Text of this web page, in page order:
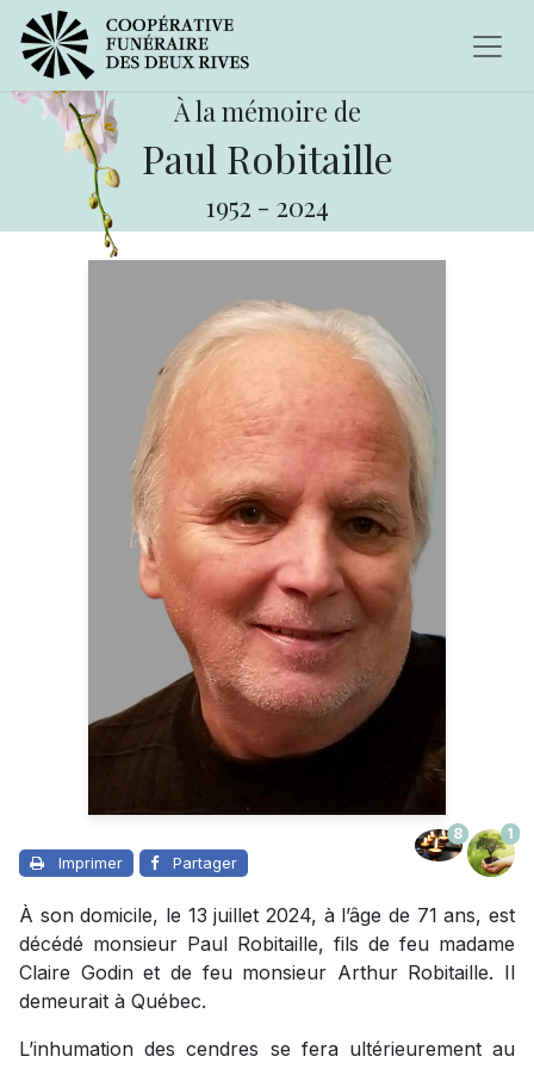
À la mémoire de
Paul Robitaille
1952 - 2024
Imprimer Partager
8 1
À son domicile, le 13 juillet 2024, à l’âge de 71 ans, est
décédé monsieur Paul Robitaille, fils de feu madame
Claire Godin et de feu monsieur Arthur Robitaille. Il
demeurait à Québec.
L’inhumation des cendres se fera ultérieurement au